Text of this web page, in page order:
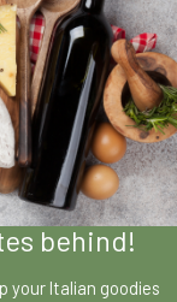
behind!
your Italian goodies